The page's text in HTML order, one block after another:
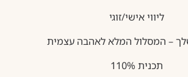
ליווי אישי/זוגי
– המסלול המלא לאהבה עצמית
תכנית 110%